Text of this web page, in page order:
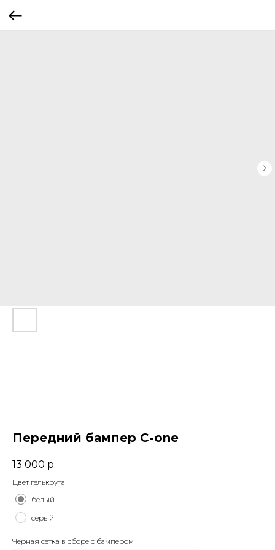
Передний бампер C-one
13 000 р.
Цвет гелькоута
белый
серый
Черная сетка в сборе с бампером